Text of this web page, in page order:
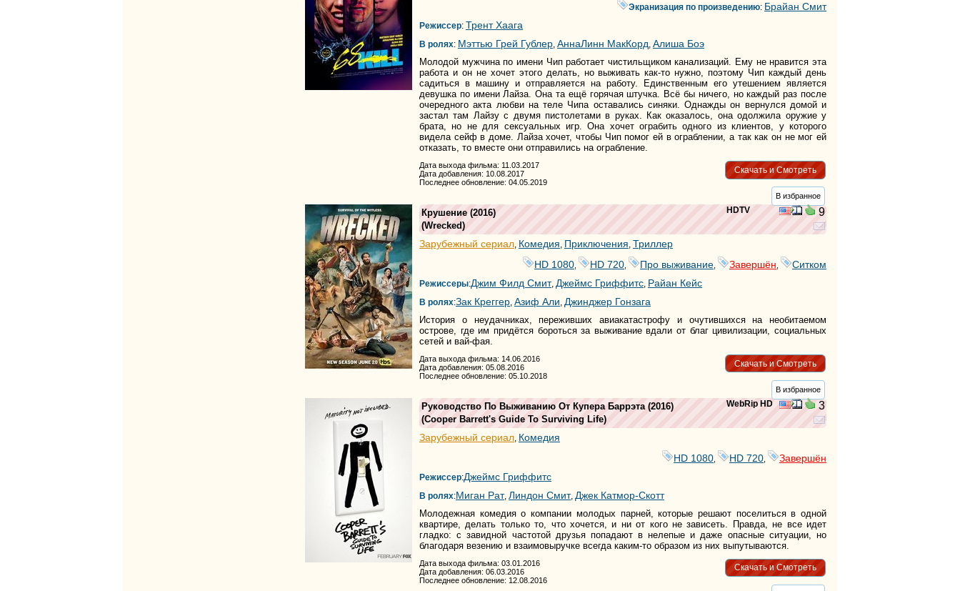
Экранизация по произведению: Брайан Смит
Режиссер: Трент Хаага
В ролях: Мэттью Грей Гублер, АннаЛинн МакКорд, Алиша Боэ
Молодой мужчина по имени Чип работает чистильщиком канализаций. Ему не нравится эта
работа и он не хочет этого делать, но выживать как-то нужно, поэтому Чип каждый день
садиться в машину и отправляется на работу. Единственным его утешением является
девушка по имени Лайза. Она та ещё горячая штучка. Всё бы ничего, но каждый раз после
очередного акта любви на теле Чипа оставались синяки. Однажды он вернулся домой и
застал там Лайзу с двумя пистолетами в руках. Как оказалось, она одолжила оружие у
брата, но не для сексуальных игр. Она хочет ограбить одного из клиентов, у которого
видела сейф в доме. Лайза хочет, чтобы Чип помог ей в ограблении, а так как он не мог ей
отказать, то вместе они отправились на ограбление.
Скачать и Смотреть
Дата выхода фильма: 11.03.2017
Дата добавления: 10.08.2017
Последнее обновление: 04.05.2019
В избранное
HDTV 9
Крушение (2016)
(Wrecked)
Зарубежный сериал, Комедия, Приключения, Триллер
HD 1080
HD 720 Про выживание Завершён Ситком
Режиссеры:Джим Филд Смит, Джеймс Гриффитс, Райан Кейс
В ролях:Зак Креггер, Азиф Али, Джинджер Гонзага
История о неудачниках, переживших авиакатастрофу и очутившихся на необитаемом
острове, где им придётся бороться за выживание вдали от благ цивилизации, социальных
сетей и вай-фая.
Скачать и Смотреть
Дата выхода фильма: 14.06.2016
Дата добавления: 05.08.2016
Последнее обновление: 05.10.2018
В избранное
WebRip HD 3
Руководство По Выживанию От Купера Баррэта (2016)
(Cooper Barrett's Guide To Surviving Life)
Зарубежный сериал, Комедия
HD 1080
HD 720 Завершён
Режиссер:Джеймс Гриффитс
В ролях:Миган Рат, Линдон Смит, Джек Катмор-Скотт
Молодежная комедия о компании молодых парней, которые решают поселиться в одной
квартире, делать только то, что хочется, и ни от кого не зависеть. Правда, не все идет
гладко: с завидной частотой друзья попадают в нелепые и даже опасные ситуации, но
благодаря везению и взаимовыручке всегда каким-то образом из них выпутываются.
Скачать и Смотреть
Дата выхода фильма: 03.01.2016
Дата добавления: 06.03.2016
Последнее обновление: 12.08.2016